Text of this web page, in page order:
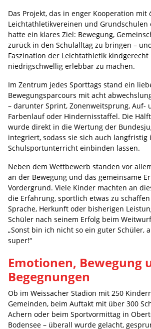
Das Projekt, das in enger Kooperation mit
Leichtathletikvereinen und
hatte ein klares Ziel: Bewegung,
zurück in den Schulalltag zu bringen –
Faszination der Leichtathletik kindgerecht
niedrigschwellig erlebbar zu machen.
Im Zentrum jedes Sporttags stand ein
Bewegungsparcours mit acht
– darunter Sprint, Zonenweitsprung, Auf-
Farbenlauf oder Hindernisstaffel. Die
wurde direkt in die Wertung der
integriert, sodass sie sich auch langfristig
Schulsportunterricht einbinden lassen.
Neben dem Wettbewerb standen vor
an der Bewegung und das gemeinsame
Vordergrund. Viele Kinder machten an
die Erfahrung, sportlich etwas zu
Sprache, Herkunft oder bisherigen
Schüler nach seinem Erfolg beim
„Sonst bin ich nicht so ein guter Schüler,
super!“
Emotionen, Bewegung
Begegnungen
Ob im Weissacher Stadion mit 250
Gemeinden, beim Auftakt mit über 300
Achern oder beim Sportvormittag in
Bodensee – überall wurde gelacht,